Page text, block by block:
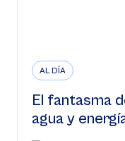
AL DÍA
El fantasma
agua y